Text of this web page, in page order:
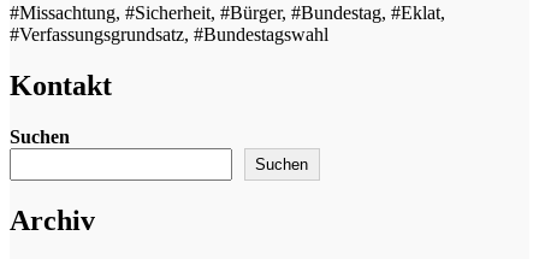
#Missachtung, #Sicherheit, #Bürger, #Bundestag, #Eklat,
#Verfassungsgrundsatz, #Bundestagswahl
Kontakt
Suchen
Suchen
Archiv